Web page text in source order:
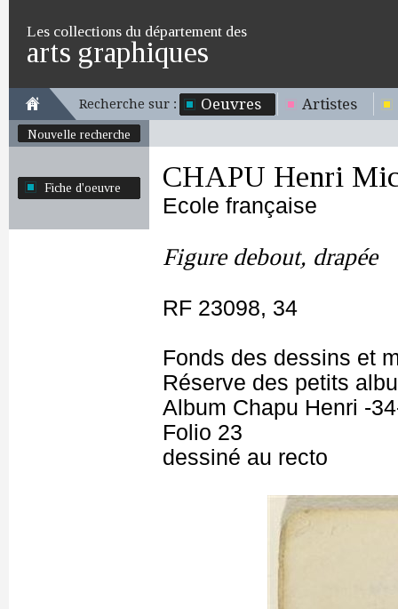
Les collections du département des
arts graphiques
Recherche sur : Oeuvres Artistes
Nouvelle recherche
Fiche d'oeuvre CHAPU Henri
Ecole française
Figure debout, drapée
RF 23098, 34
Fonds des dessins et
Réserve des petits
Album Chapu Henri -
Folio 23
dessiné au recto